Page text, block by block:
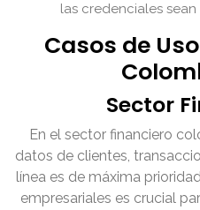
las credenciales sean
Casos de
Sector
En el sector financiero
datos de clientes,
línea es de máxima
empresariales es crucial